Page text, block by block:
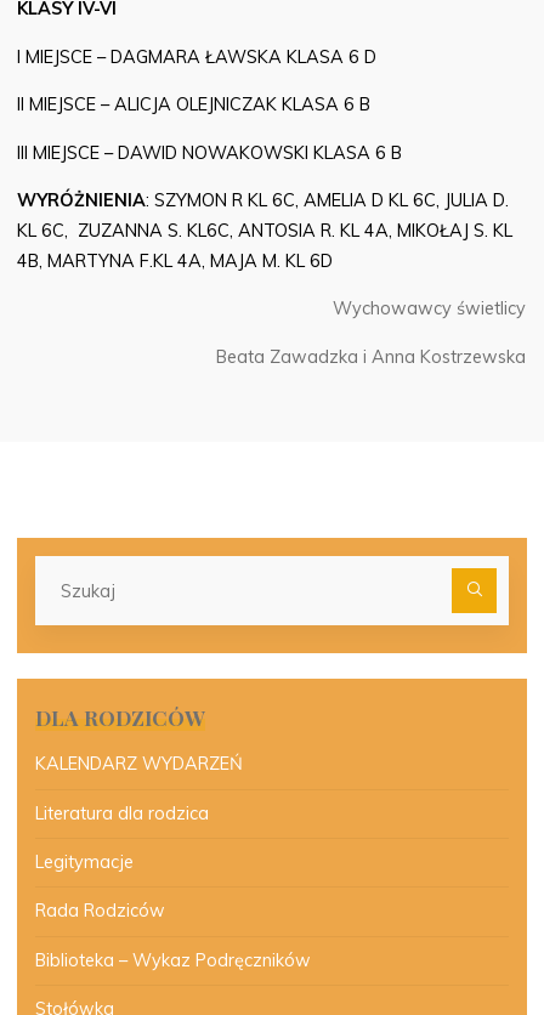
KLASY IV-VI
I MIEJSCE – DAGMARA ŁAWSKA KLASA 6 D
II MIEJSCE – ALICJA OLEJNICZAK KLASA 6 B
III MIEJSCE – DAWID NOWAKOWSKI KLASA 6 B
WYRÓŻNIENIA: SZYMON R KL 6C, AMELIA D KL 6C, JULIA D.
KL 6C, ZUZANNA S. KL6C, ANTOSIA R. KL 4A, MIKOŁAJ S. KL
4B, MARTYNA F.KL 4A, MAJA M. KL 6D
Wychowawcy świetlicy
Beata Zawadzka i Anna Kostrzewska
DLA RODZICÓW
KALENDARZ WYDARZEŃ
Literatura dla rodzica
Legitymacje
Rada Rodziców
Biblioteka – Wykaz Podręczników
Stołówka